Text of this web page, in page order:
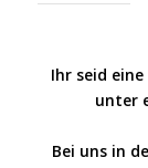
Ihr seid
unter
Bei uns in